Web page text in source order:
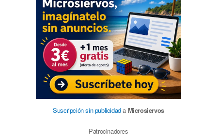
Suscripción sin publicidada Microsiervos
Patrocinadores